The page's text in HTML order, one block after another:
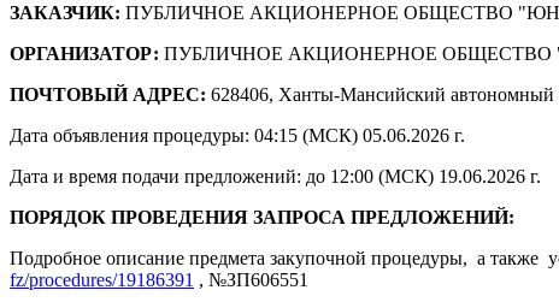
ЗАКАЗЧИК: ПУБЛИЧНОЕ АКЦИОНЕРНОЕ ОБЩЕСТВО
ОРГАНИЗАТОР: ПУБЛИЧНОЕ АКЦИОНЕРНОЕ
ПОЧТОВЫЙ АДРЕС: 628406, Ханты-Мансийский
Дата объявления процедуры: 04:15 (МСК) 05.06.2026 г.
Дата и время подачи предложений: до 12:00 (МСК) 19.06.2026 г.
ПОРЯДОК ПРОВЕДЕНИЯ ЗАПРОСА ПРЕДЛОЖЕНИЙ:
Подробное описание предмета закупочной процедуры, а также
fz/procedures/19186391 , №ЗП606551